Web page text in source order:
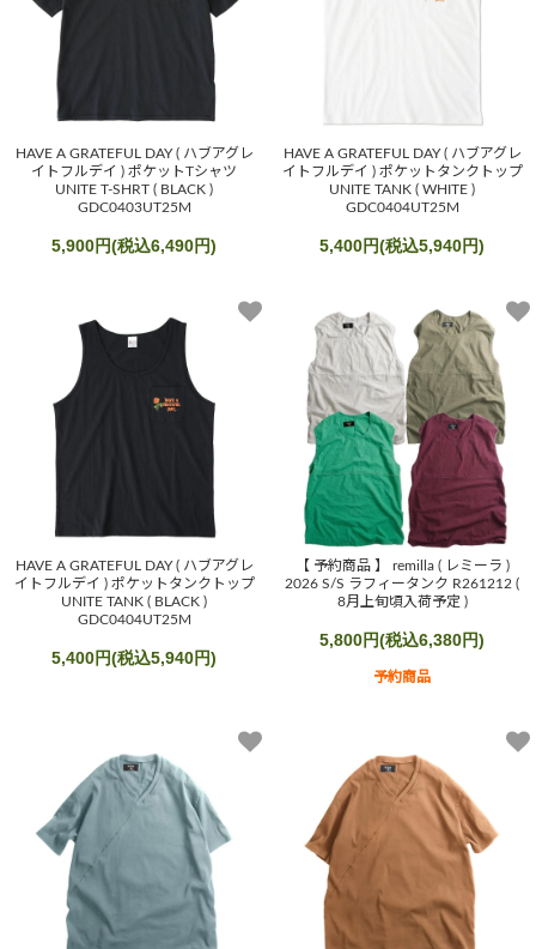
HAVE A GRATEFUL DAY ( ハブアグレ
イトフルデイ ) ポケットTシャツ
UNITE T-SHRT ( BLACK )
GDC0403UT25M
5,900円(税込6,490円)
HAVE A GRATEFUL DAY ( ハブアグレ
イトフルデイ ) ポケットタンクトップ
UNITE TANK ( WHITE )
GDC0404UT25M
5,400円(税込5,940円)
HAVE A GRATEFUL DAY ( ハブアグレ
イトフルデイ ) ポケットタンクトップ
UNITE TANK ( BLACK )
GDC0404UT25M
5,400円(税込5,940円)
【 予約商品 】 remilla ( レミーラ )
2026 S/S ラフィータンク R261212 (
8月上旬頃入荷予定 )
5,800円(税込6,380円)
予約商品